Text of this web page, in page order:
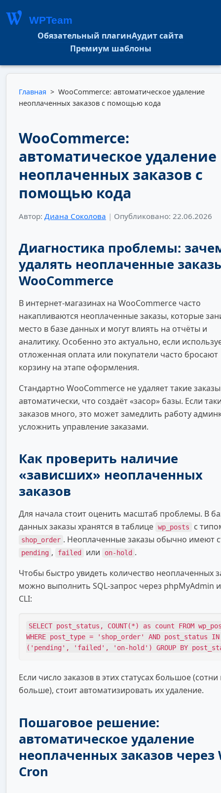
WPTeam
Обязательный плагинАудит сайта
Премиум шаблоны
Главная > WooCommerce: автоматическое удаление
неоплаченных заказов с помощью кода
WooCommerce:
автоматическое удаление
неоплаченных заказов с
помощью кода
Автор: Диана Соколова | Опубликовано: 22.06.2026
Диагностика проблемы:
удалять неоплаченные
WooCommerce
В интернет-магазинах на WooCommerce часто
накапливаются неоплаченные заказы, которые
место в базе данных и могут влиять на отчёты и
аналитику. Особенно это актуально, если
отложенная оплата или покупатели часто бросают
корзину на этапе оформления.
Стандартно WooCommerce не удаляет такие заказы
автоматически, что создаёт «засор» базы. Если
заказов много, это может замедлить работу
усложнить управление заказами.
Как проверить наличие
«зависших» неоплаченных
заказов
Для начала стоит оценить масштаб проблемы. В
данных заказы хранятся в таблице wp_posts с
shop_order . Неоплаченные заказы обычно имеют
pending , failed или on-hold .
Чтобы быстро увидеть количество неоплаченных
можно выполнить SQL-запрос через phpMyAdmin
CLI:
SELECT post_status, COUNT(*) as count FROM
WHERE post_type = 'shop_order' AND post_status
('pending', 'failed', 'on-hold') GROUP BY
Если число заказов в этих статусах большое (сотни
больше), стоит автоматизировать их удаление.
Пошаговое решение:
автоматическое удаление
неоплаченных заказов через
Cron